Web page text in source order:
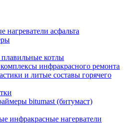
нагреватели асфальта
котлы
инфракрасного ремонта
и литые составы горячего
bitumast (битумаст)
инфракрасные нагерватели